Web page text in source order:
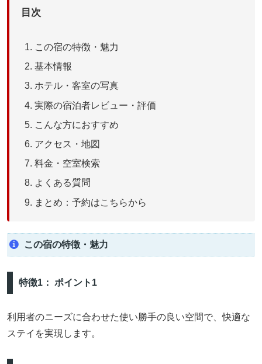
目次
この宿の特徴・魅力
基本情報
ホテル・客室の写真
実際の宿泊者レビュー・評価
こんな方におすすめ
アクセス・地図
料金・空室検索
よくある質問
まとめ：予約はこちらから
この宿の特徴・魅力
特徴1： ポイント1
利用者のニーズに合わせた使い勝手の良い空間で、快適な
ステイを実現します。